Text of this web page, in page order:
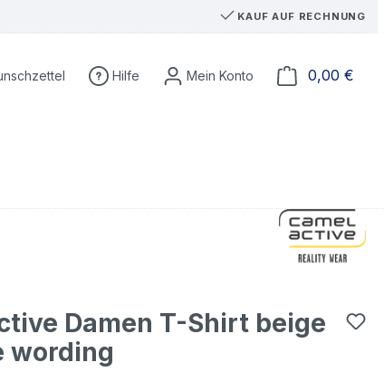
KAUF AUF RECHNUNG
hast 0 Produkte auf dem Merkzettel
Hilfe 0,00 €
Damen T-Shirt beige
wording